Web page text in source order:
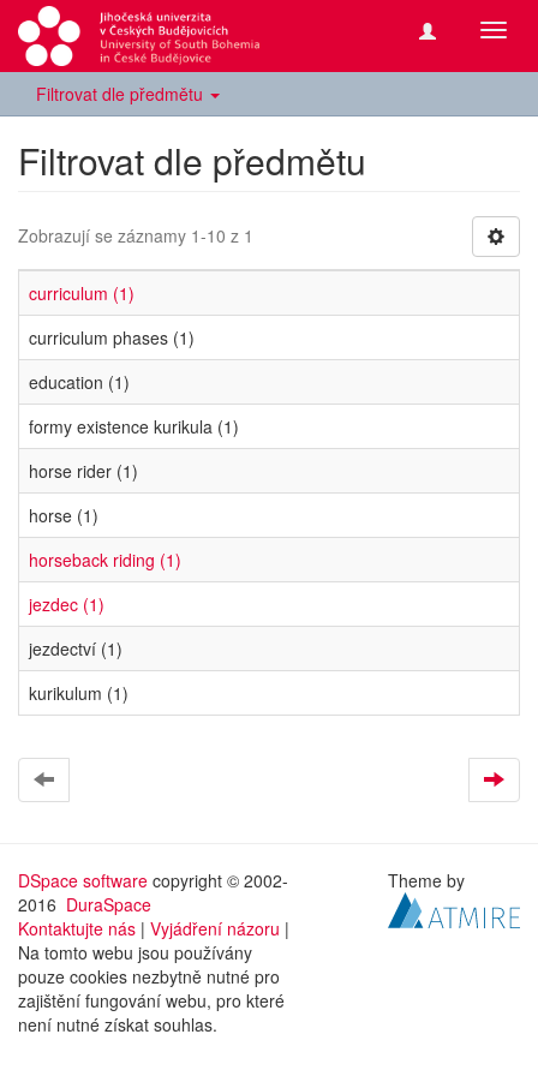
Filtrovat dle předmětu
Filtrovat dle předmětu
Zobrazují se záznamy 1-10 z 1
curriculum (1)
curriculum phases (1)
education (1)
formy existence kurikula (1)
horse rider (1)
horse (1)
horseback riding (1)
jezdec (1)
jezdectví (1)
kurikulum (1)
DSpace software copyright © 2002-
2016 DuraSpace
Kontaktujte nás | Vyjádření názoru |
Na tomto webu jsou používány
pouze cookies nezbytně nutné pro
zajištění fungování webu, pro které
není nutné získat souhlas.
Theme by